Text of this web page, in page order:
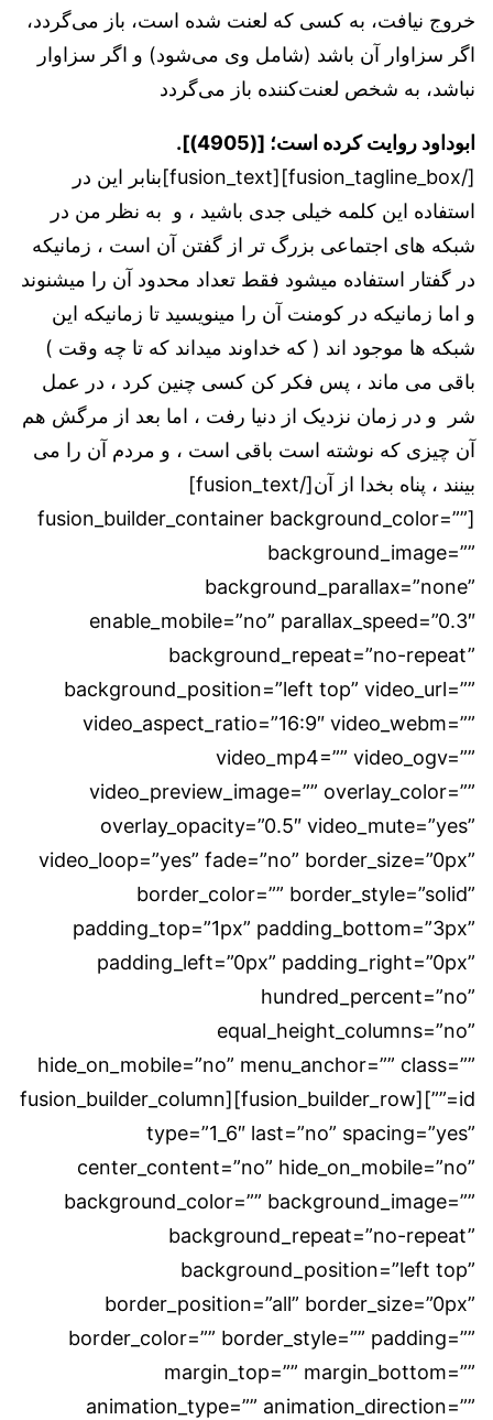
خروج نیافت، به کسی که لعنت شده است، باز می‌گردد،
اگر سزاوار آن باشد (شامل وی می‌شود) و اگر سزاوار
نباشد، به شخص لعنت‌کننده باز می‌گردد
ابوداود روایت کرده است؛ [(4905)].
[/fusion_tagline_box][fusion_text]بنابر این در
استفاده این کلمه خیلی جدی باشید ، و به نظر من در
شبکه های اجتماعی بزرگ تر از گفتن آن است ، زمانیکه
در گفتار استفاده میشود فقط تعداد محدود آن را میشنوند
و اما زمانیکه در کومنت آن را مینویسید تا زمانیکه این
شبکه ها موجود اند ( که خداوند میداند که تا چه وقت )
باقی می ماند ، پس فکر کن کسی چنین کرد ، در عمل
شر و در زمان نزدیک از دنیا رفت ، اما بعد از مرگش هم
آن چیزی که نوشته است باقی است ، و مردم آن را می
بینند ، پناه بخدا از آن[/fusion_text]
[fusion_builder_container background_color=””
background_image=””
background_parallax=”none”
enable_mobile=”no” parallax_speed=”0.3″
background_repeat=”no-repeat”
background_position=”left top” video_url=””
video_aspect_ratio=”16:9″ video_webm=””
video_mp4=”” video_ogv=””
video_preview_image=”” overlay_color=””
overlay_opacity=”0.5″ video_mute=”yes”
video_loop=”yes” fade=”no” border_size=”0px”
border_color=”” border_style=”solid”
padding_top=”1px” padding_bottom=”3px”
padding_left=”0px” padding_right=”0px”
hundred_percent=”no”
equal_height_columns=”no”
hide_on_mobile=”no” menu_anchor=”” class=””
id=””][fusion_builder_row][fusion_builder_column
type=”1_6″ last=”no” spacing=”yes”
center_content=”no” hide_on_mobile=”no”
background_color=”” background_image=””
background_repeat=”no-repeat”
background_position=”left top”
border_position=”all” border_size=”0px”
border_color=”” border_style=”” padding=””
margin_top=”” margin_bottom=””
animation_type=”” animation_direction=””